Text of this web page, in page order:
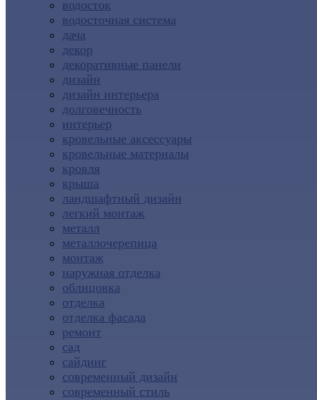
водосток
водосточная система
дача
декор
декоративные панели
дизайн
дизайн интерьера
долговечность
интерьер
кровельные аксессуары
кровельные материалы
кровля
крыша
ландшафтный дизайн
легкий монтаж
металл
металлочерепица
монтаж
наружная отделка
облицовка
отделка
отделка фасада
ремонт
сад
сайдинг
современный дизайн
современный стиль